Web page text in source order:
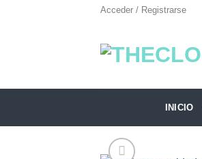
Acceder / Registrarse
INICIO